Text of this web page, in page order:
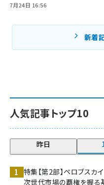
人気記事トップ10
昨日
特集【第2部】ペロブス
次世代市場の覇権を握る
7月24日 16:56
新着